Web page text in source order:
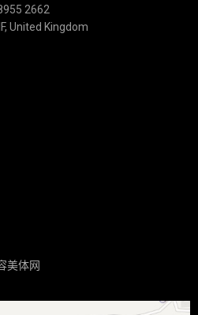
2662
United Kingdom
美体网